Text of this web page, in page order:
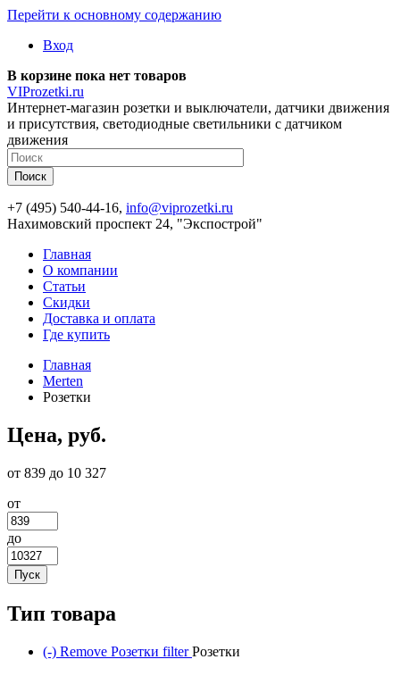
Перейти к основному содержанию
Вход
В корзине пока нет товаров
VIProzetki.ru
Интернет-магазин розетки и выключатели, датчики движения
и присутствия, светодиодные светильники с датчиком
движения
+7 (495) 540-44-16, info@viprozetki.ru
Нахимовский проспект 24, "Экспострой"
Главная
О компании
Статьи
Скидки
Доставка и оплата
Где купить
Главная
Merten
Розетки
Цена, руб.
от 839 до 10 327
от
до
Тип товара
(-) Remove Розетки filterРозетки